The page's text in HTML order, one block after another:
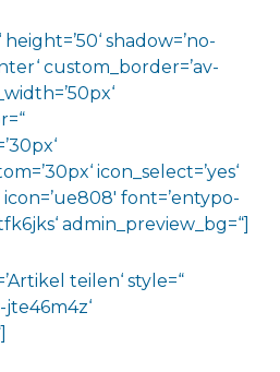
height=’50‘ shadow=’no-
custom_border=’av-
icon_select=’yes‘
font=’entypo-
admin_preview_bg=“]
teilen‘ style=“
jte46m4z‘